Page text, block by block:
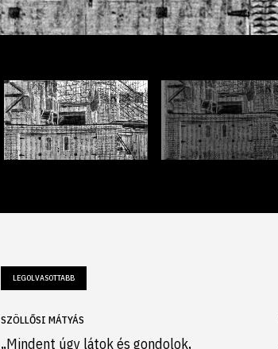
LEGOLVASOTTABB
SZÖLLŐSI MÁTYÁS
„Mindent úgy látok és gondolok,